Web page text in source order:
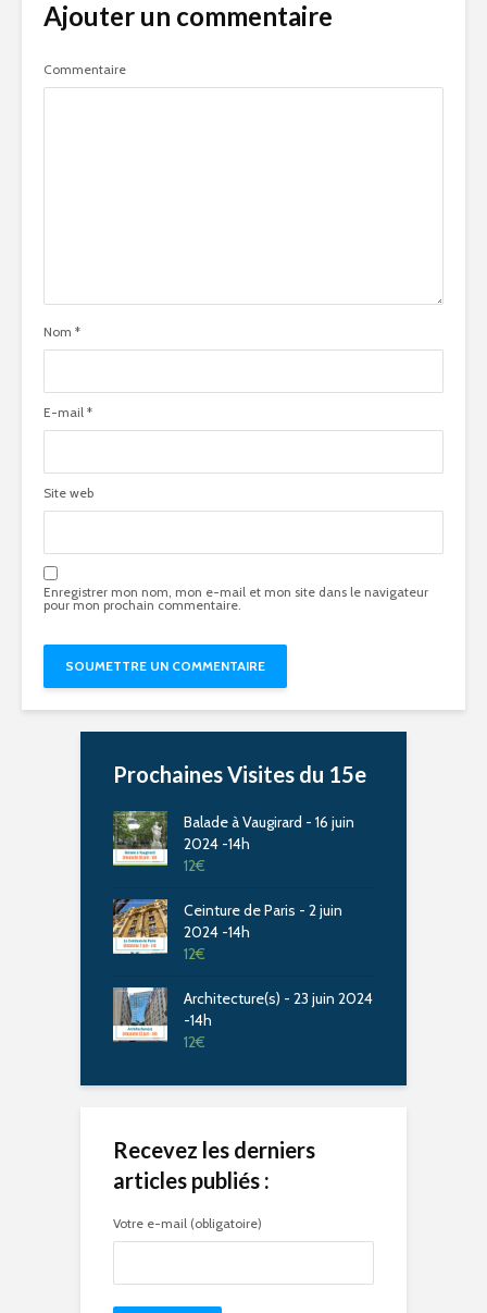
Ajouter un commentaire
Commentaire
Nom *
E-mail *
Site web
Enregistrer mon nom, mon e-mail et mon site dans le navigateur
pour mon prochain commentaire.
Prochaines Visites du 15e
Balade à Vaugirard - 16 juin
2024 -14h
12€
Ceinture de Paris - 2 juin
2024 -14h
12€
Architecture(s) - 23 juin 2024
-14h
12€
Recevez les derniers
articles publiés :
Votre e-mail (obligatoire)